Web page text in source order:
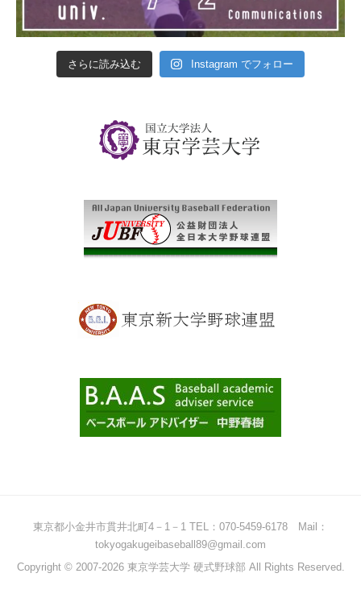
さらに読み込む Instagram でフォロー
東京都小金井市貫井北町4－1－1 TEL：070-5459-6178 Mail：
tokyogakugeibaseball89@gmail.com
Copyright © 2007-2026 東京学芸大学 硬式野球部 All Rights Reserved.